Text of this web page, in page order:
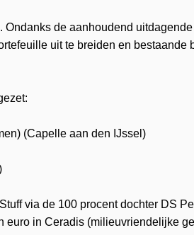
de aanhoudend
uit te breiden en bestaande
(Capelle aan den IJssel)
via de 100 procent dochter DS
euro in Ceradis (milieuvriendelijke